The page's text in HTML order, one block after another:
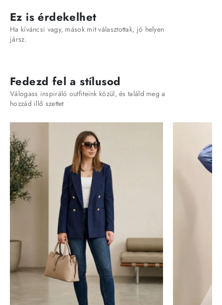
Ez is érdekelhet
Ha kíváncsi vagy, mások mit választottak, jó helyen
jársz.
Fedezd fel a stílusod
Válogass inspiráló outfiteink közül, és találd meg a
hozzád illő szettet